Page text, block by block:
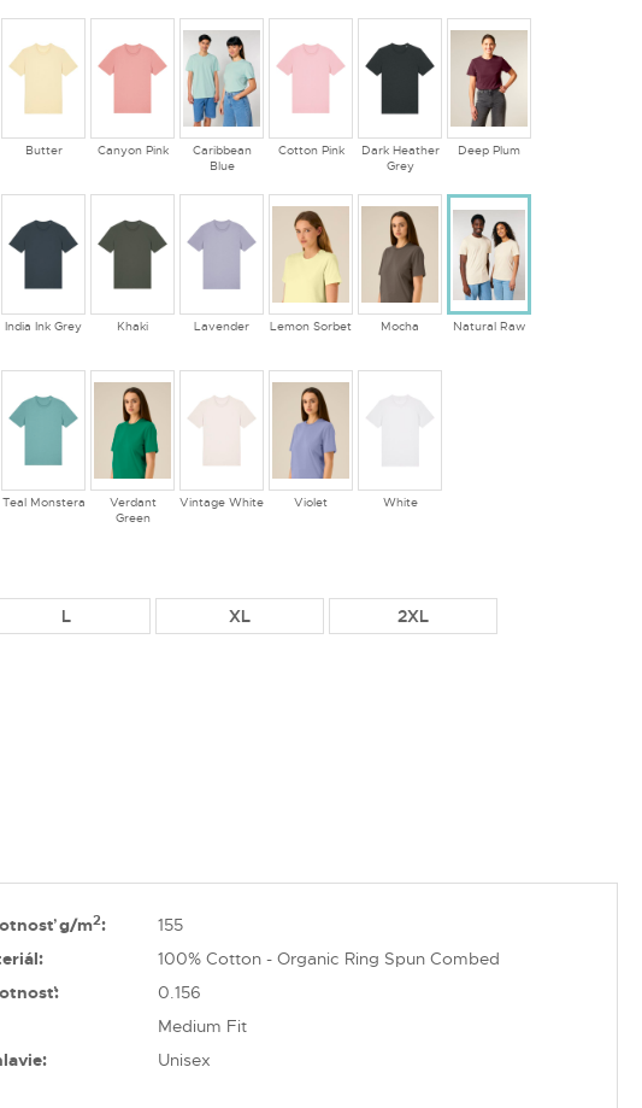
Butter Canyon Pink
Caribbean
Blue
Cotton Pink
Dark Heather
Grey
Deep Plum
India Ink Grey Khaki Lavender Lemon Sorbet Mocha Natural Raw
Teal Monstera
Verdant
Green
Vintage White Violet White
L XL
2XL
g/m2:
155
100% Cotton - Organic Ring Spun Combed
0.156
Medium Fit
Unisex